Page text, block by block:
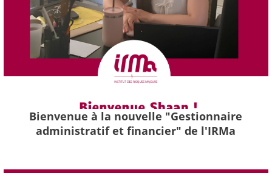
Bienvenue à la nouvelle "Gestionnaire
administratif et financier" de l'IRMa